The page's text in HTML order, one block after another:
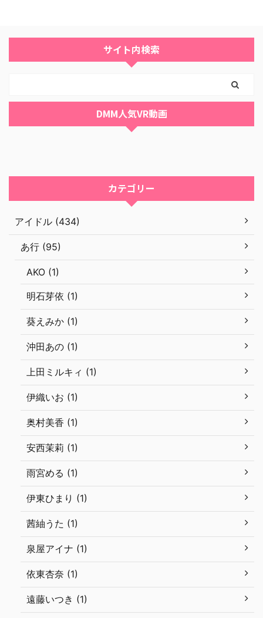
サイト内検索
DMM人気VR動画
カテゴリー
アイドル (434)
あ行 (95)
AKO (1)
明石芽依 (1)
葵えみか (1)
沖田あの (1)
上田ミルキィ (1)
伊織いお (1)
奥村美香 (1)
安西茉莉 (1)
雨宮める (1)
伊東ひまり (1)
茜紬うた (1)
泉屋アイナ (1)
依東杏奈 (1)
遠藤いつき (1)